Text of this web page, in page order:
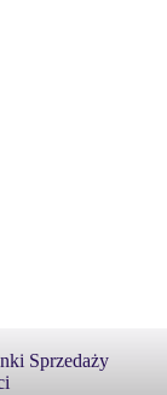
Sprzedaży